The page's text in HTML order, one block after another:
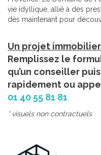
vie idyllique, allié à des
dès maintenant pour
Un projet immobilier
Remplissez le
qu’un conseiller
rapidement ou
01 40 55 81 81
* visuels non contractuels